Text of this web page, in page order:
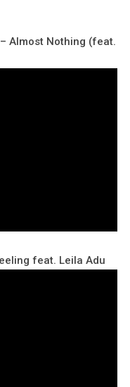
Almost Nothing (feat.
feat. Leila Adu